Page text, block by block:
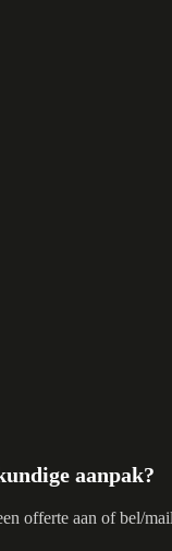
aanpak?
offerte aan of bel/